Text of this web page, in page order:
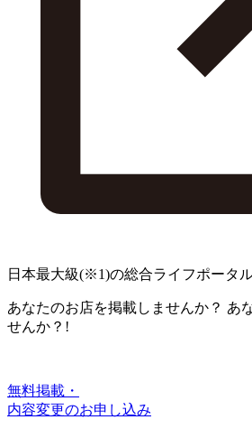
日本最大級(※1)の総合ライフポータ
あなたのお店を掲載しませんか？ あ
せんか？!
無料掲載・
内容変更のお申し込み